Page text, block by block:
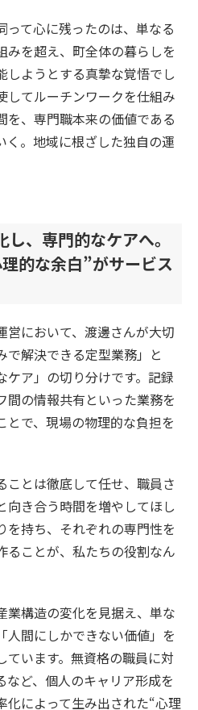
て心に残ったのは、単なる
みを超え、町全体の暮らしを
しようとする真摯な覚悟でし
してルーチンワークを仕組み
を、専門職本来の価値である
く。地域に根ざした独自の運
、専門的なケアへ。
的な余白”がサービス
営において、渡邊さんが大切
で解決できる定型業務」と
ケア」の切り分けです。記録
間の情報共有といった業務を
で、現場の物理的な負担を
ことは徹底して任せ、職員さ
向き合う時間を増やしてほし
を持ち、それぞれの専門性を
ることが、私たちの役割なん
業構造の変化を見据え、単な
人間にしかできない価値」を
ています。無資格の職員に対
など、個人のキャリア形成を
化によって生み出された“心理